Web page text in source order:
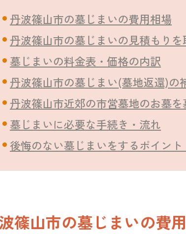
丹波篠山市の墓じまいの費用相場
丹波篠山市の墓じまいの見積もりを
墓じまいの料金表・価格の内訳
丹波篠山市の墓じまい(墓地返還)の
丹波篠山市近郊の市営墓地のお墓
墓じまいに必要な手続き・流れ
後悔のない墓じまいをするポイン
篠山市の墓じまいの費